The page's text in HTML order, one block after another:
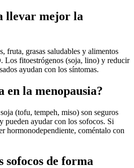
llevar mejor la
fruta, grasas saludables y alimentos
Los fitoestrógenos (soja, lino) y reducir
ayudan con los síntomas.
en la menopausia?
(tofu, tempeh, miso) son seguros
pueden ayudar con los sofocos. Si
hormonodependiente, coméntalo con
sofocos de forma